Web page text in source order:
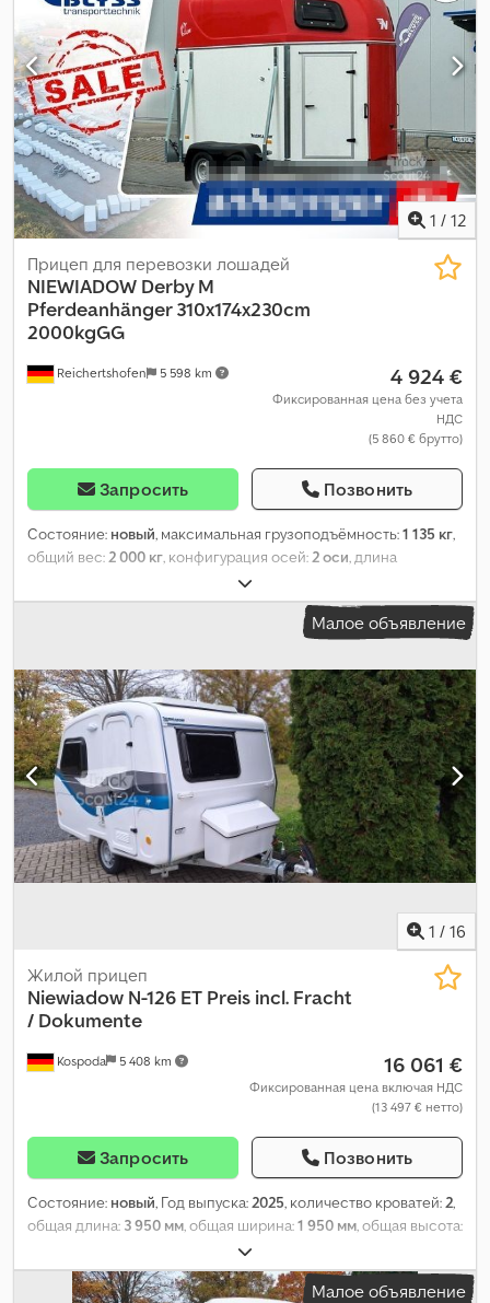
1 / 12
Reichertshofen 5 598 km
Прицеп для перевозки лошадей
NIEWIADOW Derby M
Pferdeanhänger 310x174x230cm
2000kgGG
4 924 €
Фиксированная цена без учета
НДС
(5 860 € брутто)
Запросить Позвонить
Состояние: новый, максимальная грузоподъёмность:1 135 кг,
общий вес:2 000 кг, конфигурация осей:2 оси, длина
, ширина пространства для
загрузки:1 740 мм, высота грузового отсека:2 300 мм,
Малое объявление
1 / 16
Kospoda 5 408 km
Жилой прицеп
Niewiadow N-126 ET Preis incl. Fracht
/ Dokumente
16 061 €
Фиксированная цена включая НДС
(13 497 € нетто)
Запросить Позвонить
Состояние: новый, Год выпуска:2025, количество кроватей:2,
общая длина: 3 950 мм, общая ширина:1 950 мм, общая высота:
1 ось
Оборудование:бортовая кухня,
Малое объявление